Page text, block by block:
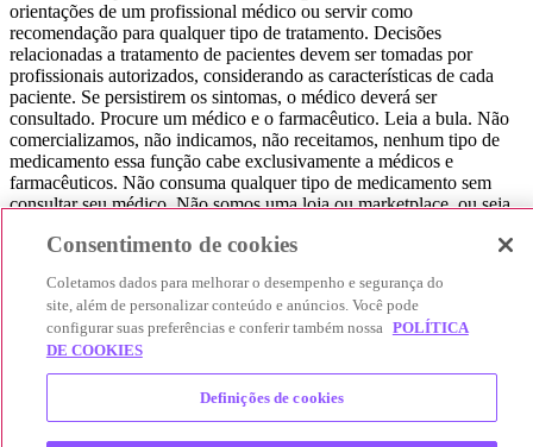
orientações de um profissional médico ou servir como
recomendação para qualquer tipo de tratamento. Decisões
relacionadas a tratamento de pacientes devem ser tomadas por
profissionais autorizados, considerando as características de cada
paciente. Se persistirem os sintomas, o médico deverá ser
consultado. Procure um médico e o farmacêutico. Leia a bula. Não
comercializamos, não indicamos, não receitamos, nenhum tipo de
medicamento essa função cabe exclusivamente a médicos e
farmacêuticos. Não consuma qualquer tipo de medicamento sem
consultar seu médico. Não somos uma loja ou marketplace, ou seja,
que você encontre o preço mais barato, comparando os preços de
experiência seja bem-sucedida, mas a finalização da compra
acontece nos sites das nossas lojas parceiras.
© 2025 Afya Participações S.A. - todos os direitos reservados.
Alameda Lorena, 269 - Jardim Paulista - São Paulo / SP - CEP.:
01424-001 - CNPJ 23.399.329/0002-53.
Consentimento de cookies
Coletamos dados para melhorar o desempenho e segurança do
site, além de personalizar conteúdo e anúncios. Você pode
configurar suas preferências e conferir também nossa POLÍTICA
DE COOKIES
Definições de cookies